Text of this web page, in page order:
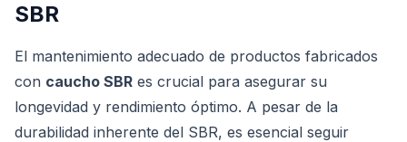
SBR
El mantenimiento adecuado de productos fabricados
con caucho SBR es crucial para asegurar su
longevidad y rendimiento óptimo. A pesar de la
durabilidad inherente del SBR, es esencial seguir